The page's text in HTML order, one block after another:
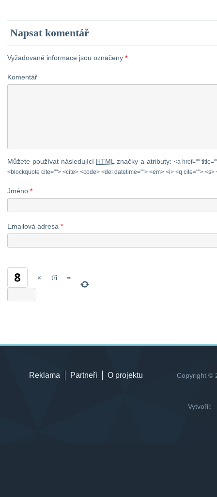
celoevropsky. Hledám
obchodního partnera, který by
vše podpořil finančně. Veškeré
centrály, zde jde o zázemí,
propagaci a budouvání
Děkuji.
Napsat komentář
Vyžadované informace jsou označeny *
Komentář
Můžete používat následující HTML značky a atributy: <a href=""
<blockquote cite=""> <cite> <code> <del datetime=""> <em> <i> <q cite=""> <s>
Jméno *
Emailová adresa *
× tři =
Reklama Partneři O projektu Copyright ©
Vytvořil: